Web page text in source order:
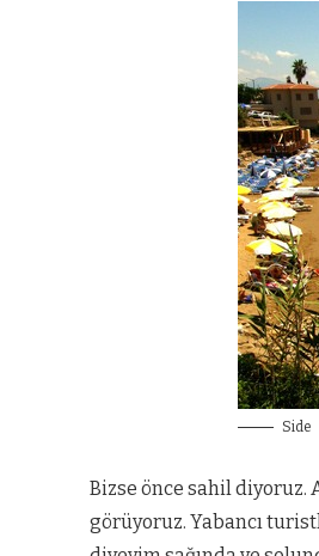
Side
Bizse önce sahil diyoruz.
görüyoruz. Yabancı